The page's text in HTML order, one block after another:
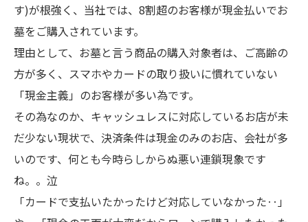
す)が根強く、当社では、8割超のお客様が現金払いでお
墓をご購入されています。
理由として、お墓と言う商品の購入対象者は、ご高齢の
方が多く、スマホやカードの取り扱いに慣れていない
「現金主義」のお客様が多い為です。
その為なのか、キャッシュレスに対応しているお店が未
だ少ない現状で、決済条件は現金のみのお店、会社が多
いのです、何とも今時らしからぬ悪い連鎖現象です
ね。。泣
「カードで支払いたかったけど対応していなかった‥」